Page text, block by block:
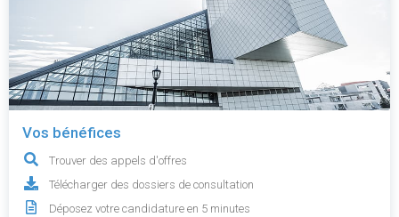
Vos bénéfices
Trouver des appels d'offres
Télécharger des dossiers de consultation
Déposez votre candidature en 5 minutes